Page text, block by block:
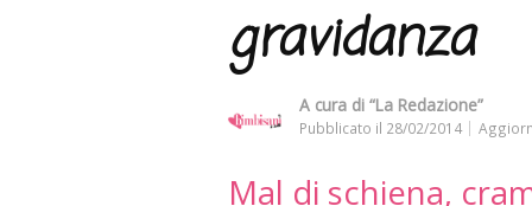
gravidanza
A cura di “La Redazione”
Pubblicato il 28/02/2014
Mal di schiena,